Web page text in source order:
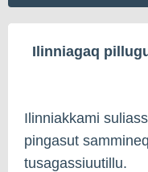
Ilinniagaq
Ilinniakkami
pingasut
tusagassiuutillu.